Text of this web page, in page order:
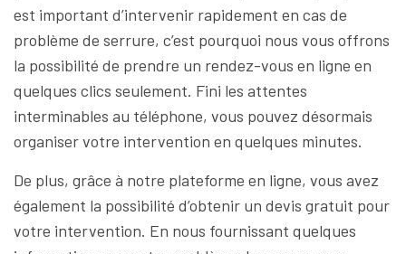
est important d’intervenir rapidement en cas de
problème de serrure, c’est pourquoi nous vous offrons
la possibilité de prendre un rendez-vous en ligne en
quelques clics seulement. Fini les attentes
interminables au téléphone, vous pouvez désormais
organiser votre intervention en quelques minutes.
De plus, grâce à notre plateforme en ligne, vous avez
également la possibilité d’obtenir un devis gratuit pour
votre intervention. En nous fournissant quelques